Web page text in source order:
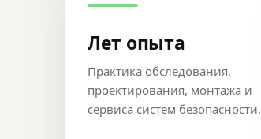
Лет опыта
Практика обследования,
проектирования, монтажа и
сервиса систем безопасности.